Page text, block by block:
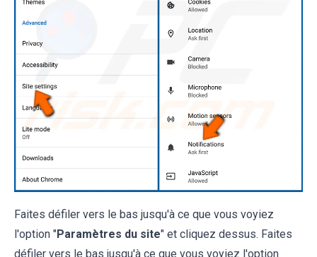
Faites défiler vers le bas jusqu'à ce que vous voyiez
l'option "Paramètres du site" et cliquez dessus. Faites
défiler vers le bas jusqu'à ce que vous voyiez l'option